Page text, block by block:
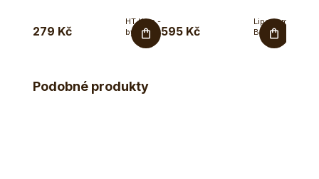
279 Kč
HT Kare -
bylinné
kapsle
595 Kč
Liposomální
B-
komplex
Podobné produkty